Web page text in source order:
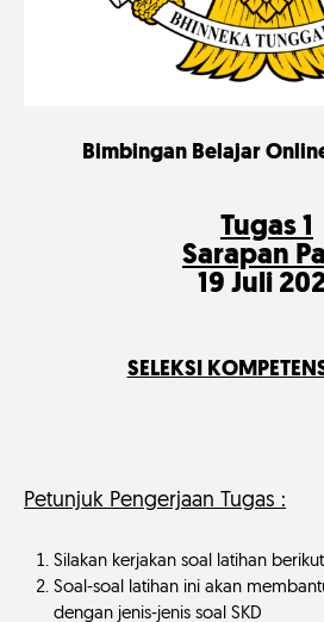
Bimbingan Belajar
Tugas 1
Sarapan
19 Juli
SELEKSI
Petunjuk Pengerjaan Tugas :
Silakan kerjakan soal latihan berikut
Soal-soal latihan ini akan
dengan jenis-jenis soal SKD